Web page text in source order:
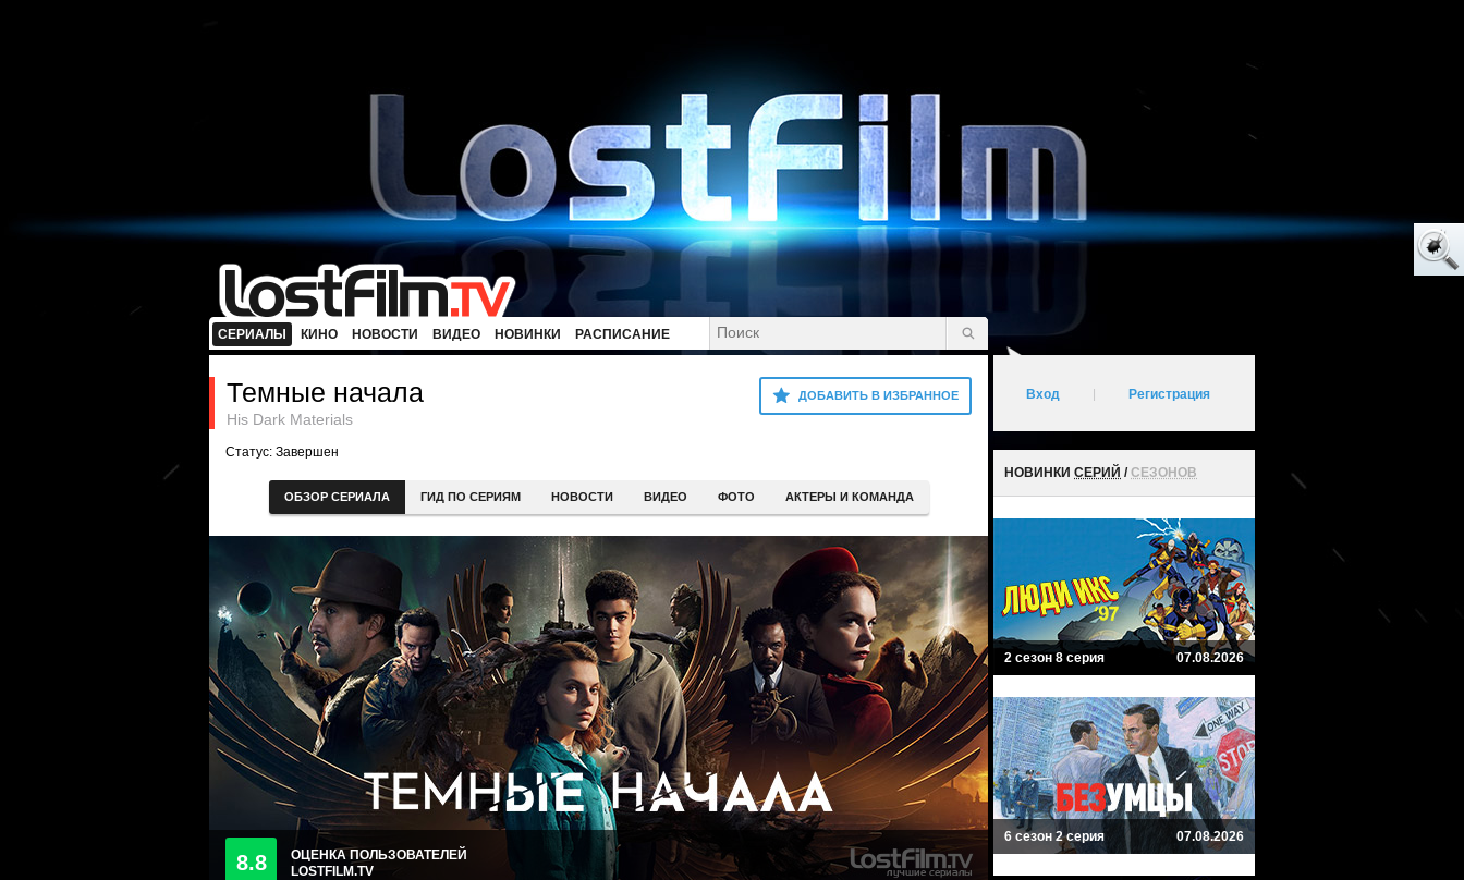
СЕРИАЛЫ КИНО НОВОСТИ ВИДЕО НОВИНКИ РАСПИСАНИЕ
ДОБАВИТЬ В ИЗБРАННОЕ
Темные начала
His Dark Materials
Статус: Завершен
ОБЗОР СЕРИАЛА ГИД ПО СЕРИЯМ НОВОСТИ ВИДЕО ФОТО АКТЕРЫ И КОМАНДА
8.8
ОЦЕНКА ПОЛЬЗОВАТЕЛЕЙ
LOSTFILM.TV
Вход Регистрация
НОВИНКИ СЕРИЙ /СЕЗОНОВ
2 сезон 8 серия 07.08.2026
6 сезон 2 серия 07.08.2026